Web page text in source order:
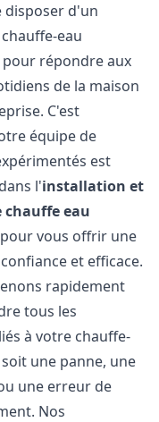
disposer d'un
eau
répondre aux
de la maison
C'est
équipe de
est
l'installation et
chauffe eau
pour vous offrir une
et efficace.
rapidement
tous les
à votre chauffe-
une panne, une
une erreur de
Nos